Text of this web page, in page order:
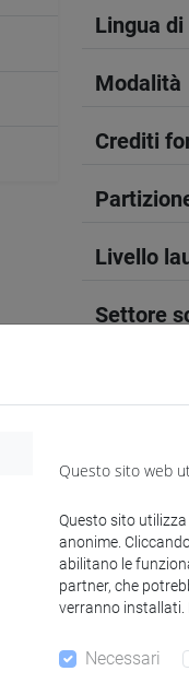
Lingua
Modalità
Crediti
Livello
Settore
Spazio
Questo sito web
Questo sito
anonime.
abilitano le
partner, che
verranno installati.
Necessari